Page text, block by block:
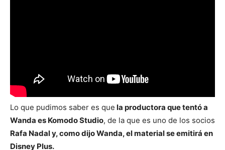
Lo que pudimos saber es que la productora que tentó a
Wanda es Komodo Studio, de la que es uno de los socios
Rafa Nadal y, como dijo Wanda, el material se emitirá en
Disney Plus.